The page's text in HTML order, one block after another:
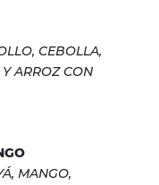
CEBOLLA,
ARROZ CON
MANGO,